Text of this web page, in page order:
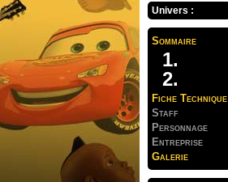
Univers :
Sommaire
Fiche Technique
Staff
Personnage
Entreprise
Galerie